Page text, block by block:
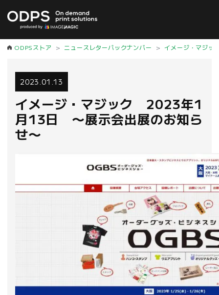
ODPSストア ニュースレターバックナンバー イメージ・マジッ
2023.01.13
イメージ・マジック 2023年1
月13日 〜展示会出展のお知ら
せ〜